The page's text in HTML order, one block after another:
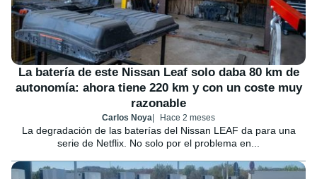
La batería de este Nissan Leaf solo daba 80 km de
autonomía: ahora tiene 220 km y con un coste muy
razonable
Carlos Noya Hace 2 meses
La degradación de las baterías del Nissan LEAF da para una
serie de Netflix. No solo por el problema en...